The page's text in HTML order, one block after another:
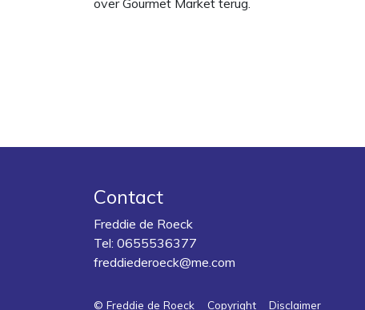
over Gourmet Market terug.
Contact
Freddie de Roeck
Tel: 0655536377
freddiederoeck@me.com
© Freddie de Roeck Copyright Disclaimer